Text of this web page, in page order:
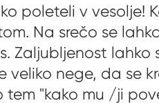
poleteli v vesolje!
Na srečo se
Zaljubljenost lahko
veliko nege, da se
"kako mu /ji